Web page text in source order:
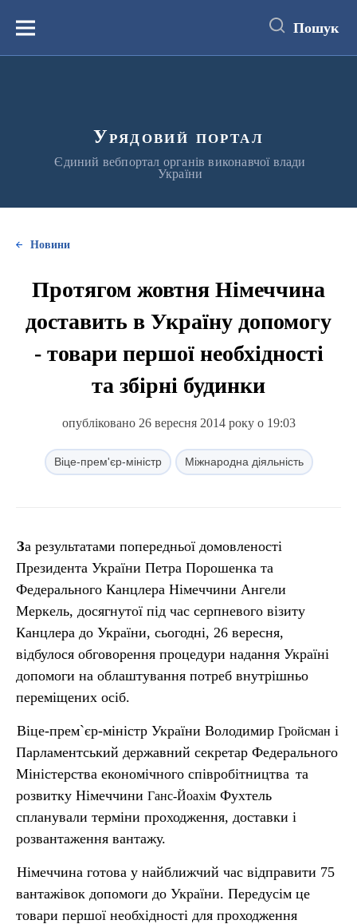
вмістуМеню Пошук
Урядовий портал
Єдиний вебпортал органів виконавчої влади
України
Новини
Протягом жовтня Німеччина
доставить в Україну допомогу
- товари першої необхідності
та збірні будинки
опубліковано 26 вересня 2014 року о 19:03
Віце-прем'єр-міністр Міжнародна діяльність
За результатами попередньої домовленості
Президента України Петра Порошенка та
Федерального Канцлера Німеччини Ангели
Меркель, досягнутої під час серпневого візиту
Канцлера до України, сьогодні, 26 вересня,
відбулося обговорення процедури надання Україні
допомоги на облаштування потреб внутрішньо
переміщених осіб.
Віце-прем`єр-міністр України Володимир Гройсман і
Парламентський державний секретар Федерального
Міністерства економічного співробітництва та
розвитку Німеччини Ганс-Йоахім Фухтель
спланували терміни проходження, доставки і
розвантаження вантажу.
Німеччина готова у найближчий час відправити 75
вантажівок допомоги до України. Передусім це
товари першої необхідності для проходження